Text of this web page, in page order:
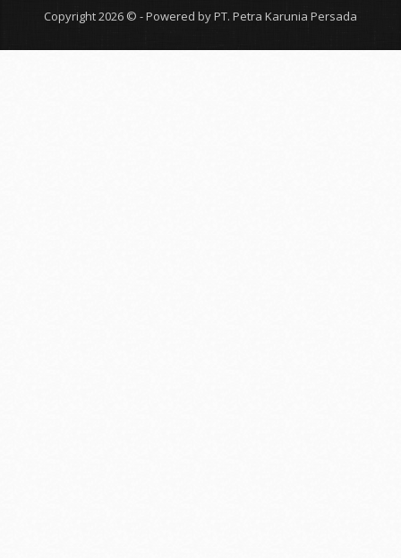
Copyright 2026 © - Powered by PT. Petra Karunia Persada